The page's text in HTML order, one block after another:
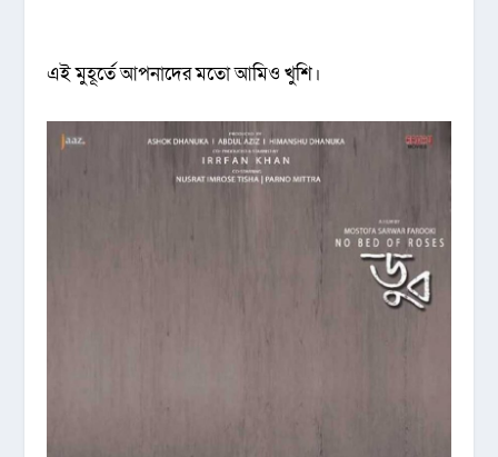
এই মুহূর্তে আপনাদের মতো আমিও খুশি।